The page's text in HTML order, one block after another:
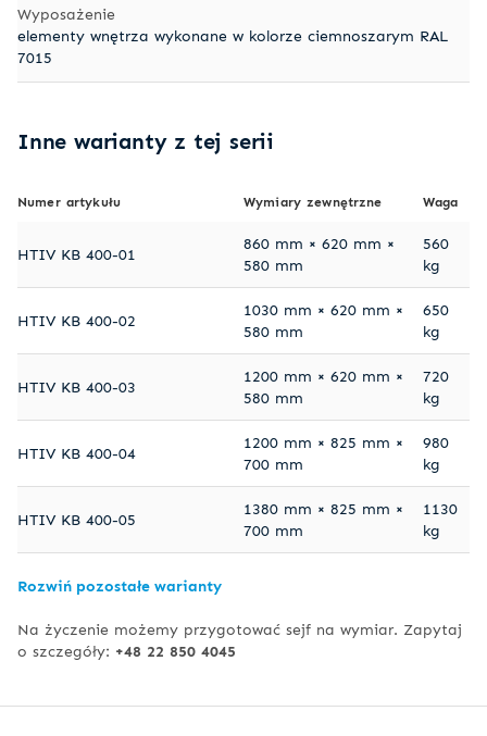
Wyposażenie
elementy wnętrza wykonane w kolorze ciemnoszarym RAL
7015
Inne warianty z tej serii
Numer artykułu Wymiary zewnętrzne Waga
HTIV KB 400-01
860 mm × 620 mm ×
580 mm
560
kg
HTIV KB 400-02
1030 mm × 620 mm ×
580 mm
650
kg
HTIV KB 400-03
1200 mm × 620 mm ×
580 mm
720
kg
HTIV KB 400-04
1200 mm × 825 mm ×
700 mm
980
kg
HTIV KB 400-05
1380 mm × 825 mm ×
700 mm
1130
kg
Rozwiń pozostałe warianty
Na życzenie możemy przygotować sejf na wymiar. Zapytaj
o szczegóły: +48 22 850 4045